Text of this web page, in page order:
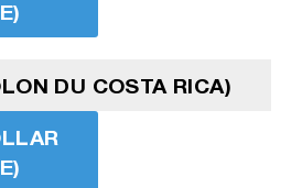
DU COSTA RICA)